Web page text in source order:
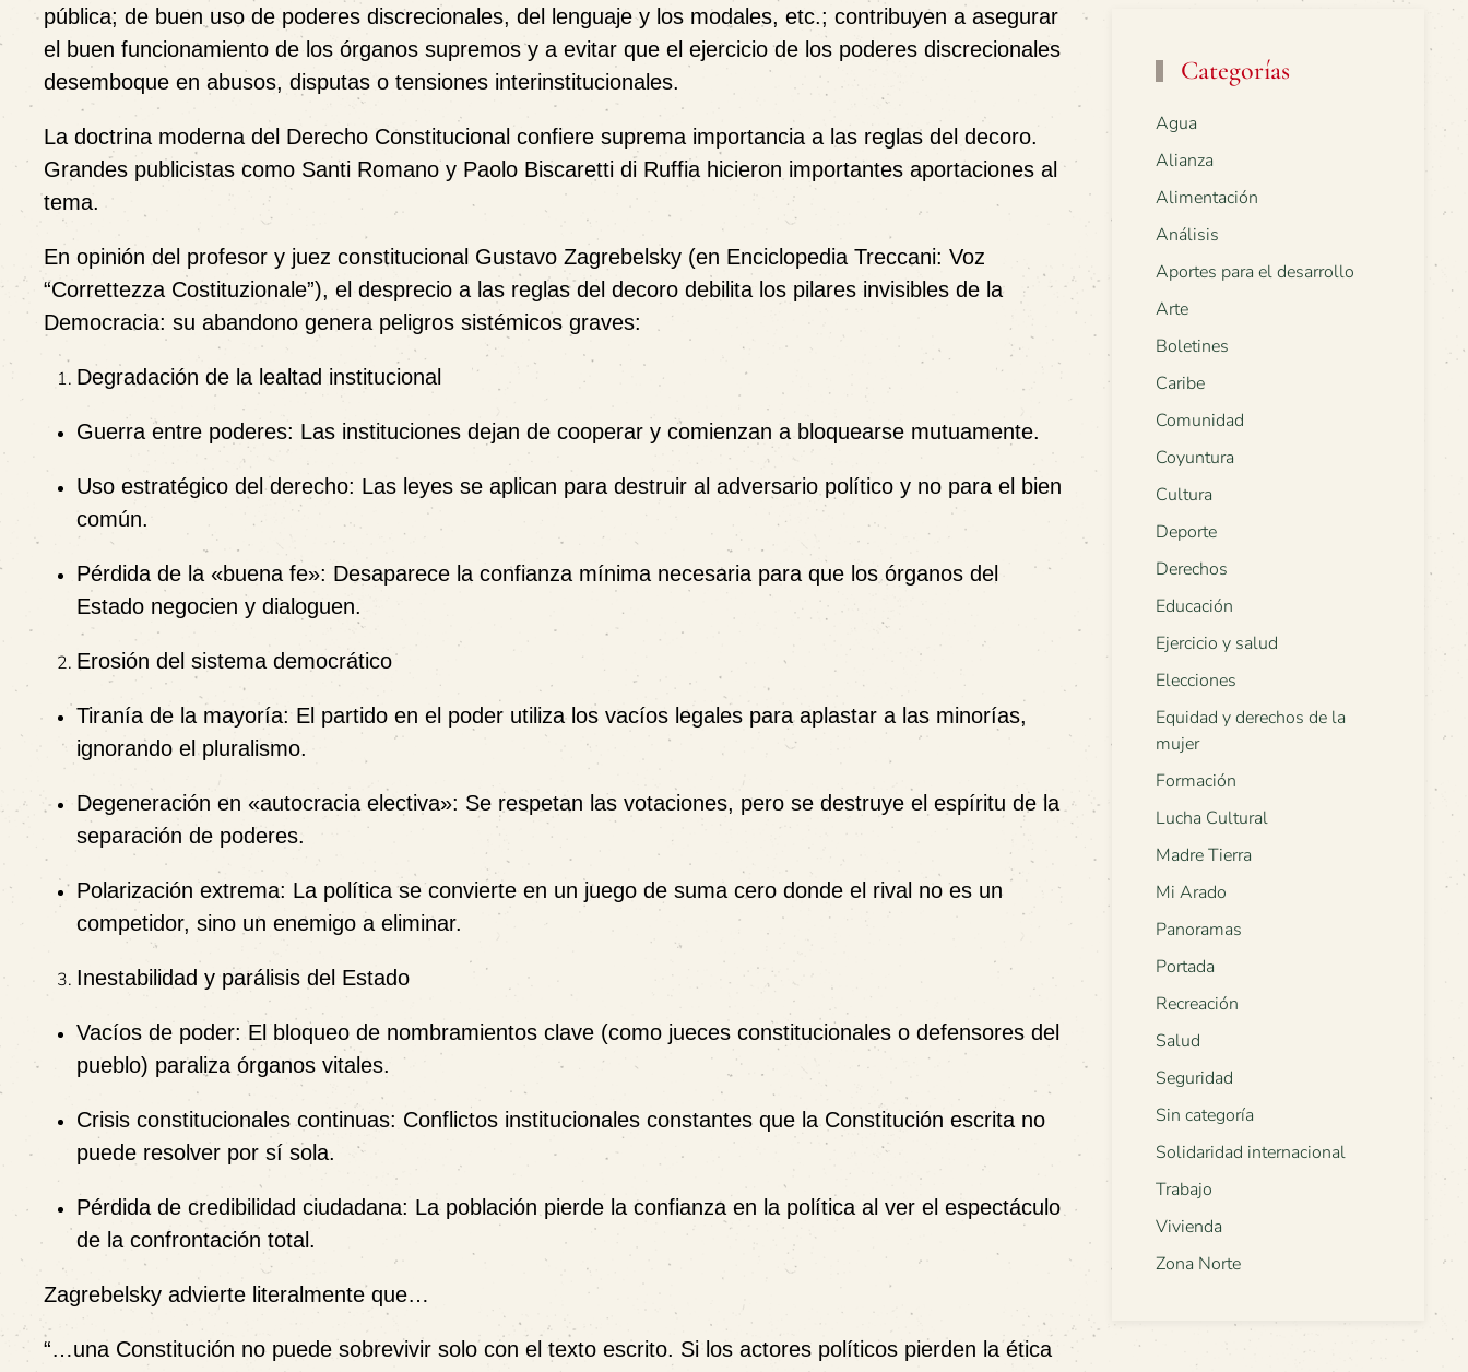
pública; de buen uso de poderes discrecionales, del lenguaje y los modales, etc.; contribuyen a asegurar
el buen funcionamiento de los órganos supremos y a evitar que el ejercicio de los poderes discrecionales
desemboque en abusos, disputas o tensiones interinstitucionales.
La doctrina moderna del Derecho Constitucional confiere suprema importancia a las reglas del decoro.
Grandes publicistas como Santi Romano y Paolo Biscaretti di Ruffia hicieron importantes aportaciones al
tema.
En opinión del profesor y juez constitucional Gustavo Zagrebelsky (en Enciclopedia Treccani: Voz
“Correttezza Costituzionale”), el desprecio a las reglas del decoro debilita los pilares invisibles de la
Democracia: su abandono genera peligros sistémicos graves:
Degradación de la lealtad institucional
Guerra entre poderes: Las instituciones dejan de cooperar y comienzan a bloquearse mutuamente.
Uso estratégico del derecho: Las leyes se aplican para destruir al adversario político y no para el bien
común.
Pérdida de la «buena fe»: Desaparece la confianza mínima necesaria para que los órganos del
Estado negocien y dialoguen.
Erosión del sistema democrático
Tiranía de la mayoría:El partido en el poder utiliza los vacíos legales para aplastar a las minorías,
ignorando el pluralismo.
Degeneración en «autocracia electiva»: Se respetan las votaciones, pero se destruye el espíritu de la
separación de poderes.
Polarización extrema: La política se convierte en un juego de suma cero donde el rival no es un
competidor, sino un enemigo a eliminar.
Inestabilidad y parálisis del Estado
Vacíos de poder: El bloqueo de nombramientos clave (como jueces constitucionales o defensores del
pueblo) paraliza órganos vitales.
Crisis constitucionales continuas: Conflictos institucionales constantes que la Constitución escrita no
puede resolver por sí sola.
Pérdida de credibilidad ciudadana: La población pierde la confianza en la política al ver el espectáculo
de la confrontación total.
Zagrebelsky advierte literalmente que…
“…una Constitución no puede sobrevivir solo con el texto escrito. Si los actores políticos pierden la ética
Categorías
Agua
Alianza
Alimentación
Análisis
Aportes para el desarrollo
Arte
Boletines
Caribe
Comunidad
Coyuntura
Cultura
Deporte
Derechos
Educación
Ejercicio y salud
Elecciones
Equidad y derechos de la
mujer
Formación
Lucha Cultural
Madre Tierra
Mi Arado
Panoramas
Portada
Recreación
Salud
Seguridad
Sin categoría
Solidaridad internacional
Trabajo
Vivienda
Zona Norte